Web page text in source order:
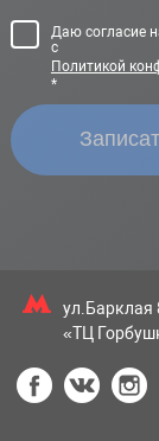
Даю согласие
с
Политикой
*
ул.Барклая
«ТЦ